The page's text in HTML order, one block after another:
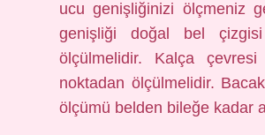
ucu genişliğinizi ölçmeniz
genişliği doğal bel
ölçülmelidir. Kalça
noktadan ölçülmelidir.
ölçümü belden bileğe kadar